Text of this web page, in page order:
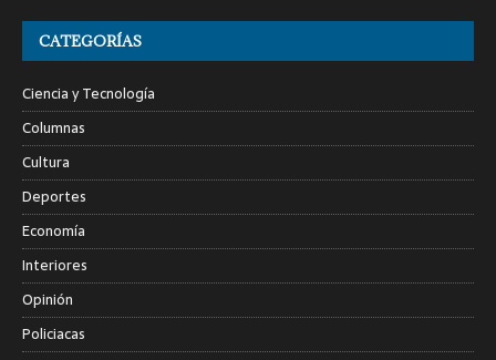
CATEGORÍAS
Ciencia y Tecnología
Columnas
Cultura
Deportes
Economía
Interiores
Opinión
Policiacas